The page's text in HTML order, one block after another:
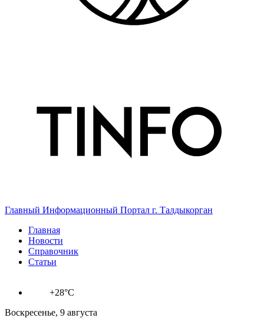
Главный Информационный Портал г. Талдыкорган
Главная
Новости
Справочник
Статьи
+28°C
Воскресенье, 9 августа